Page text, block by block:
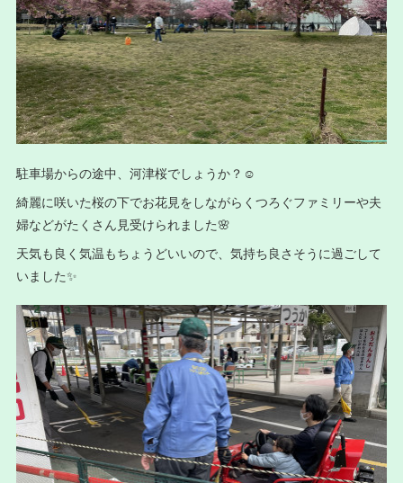
駐車場からの途中、河津桜でしょうか？☺️
綺麗に咲いた桜の下でお花見をしながらくつろぐファミリーや夫
婦などがたくさん見受けられました🌸
天気も良く気温もちょうどいいので、気持ち良さそうに過ごして
いました✨